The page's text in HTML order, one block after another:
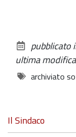
documento
pubblicato
ultima modifica
archiviato
Navigazione
Il Sindaco